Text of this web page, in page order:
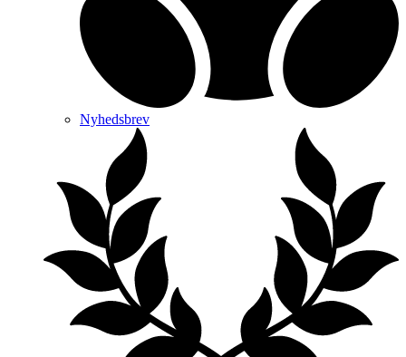
Nyhedsbrev